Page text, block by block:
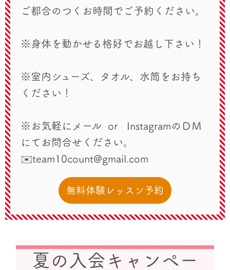
ご都合のつくお時間でご予約ください。
※身体を動かせる格好でお越し下さい！
※室内シューズ、タオル、水筒をお持ち
ください！
※お気軽にメール or InstagramのＤＭ
にてお問合せください。
✉️team10count@gmail.com
無料体験レッスン予約
夏の入会キャンペー